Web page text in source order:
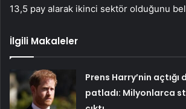
13,5 pay alarak ikinci sektör olduğunu
İlgili Makaleler
Prens Harry’nin açtığı
patladı: Milyonlarca